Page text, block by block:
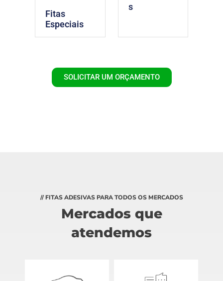
Fitas
Especiais
s
SOLICITAR UM ORÇAMENTO
// FITAS ADESIVAS PARA TODOS OS MERCADOS
Mercados que
atendemos